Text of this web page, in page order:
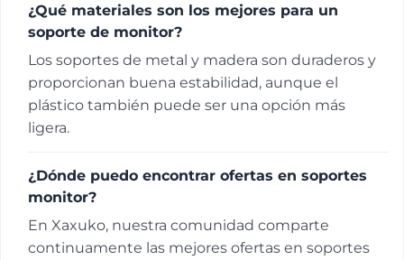
¿Qué materiales son los mejores para un
soporte de monitor?
Los soportes de metal y madera son duraderos y
proporcionan buena estabilidad, aunque el
plástico también puede ser una opción más
ligera.
¿Dónde puedo encontrar ofertas en soportes
monitor?
En Xaxuko, nuestra comunidad comparte
continuamente las mejores ofertas en soportes